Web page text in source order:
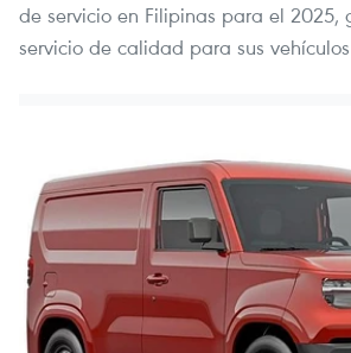
de servicio en Filipinas para el 2025,
servicio de calidad para sus